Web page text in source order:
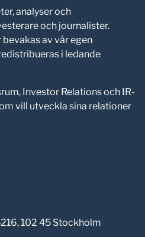
analyser och
och journalister.
av vår egen
i ledande
Investor Relations och IR-
vill utveckla sina relationer
102 45 Stockholm